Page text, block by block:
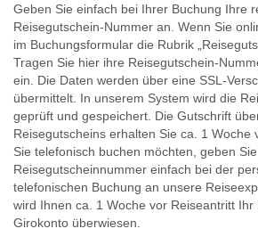
Geben Sie einfach bei Ihrer Buchung Ihre
Reisegutschein-Nummer an. Wenn Sie
im Buchungsformular die Rubrik
Tragen Sie hier ihre Reisegutschein-
ein. Die Daten werden über eine SSL-
übermittelt. In unserem System wird die
geprüft und gespeichert. Die Gutschrift
Reisegutscheins erhalten Sie ca. 1 Woche
Sie telefonisch buchen möchten, geben
Reisegutscheinnummer einfach bei der
telefonischen Buchung an unsere
wird Ihnen ca. 1 Woche vor Reiseantritt
Girokonto überwiesen.